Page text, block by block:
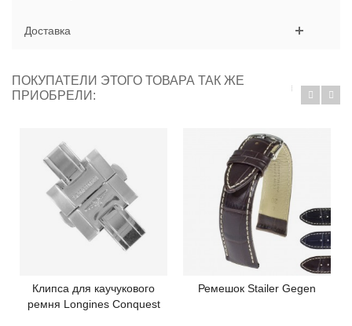
Доставка
ПОКУПАТЕЛИ ЭТОГО ТОВАРА ТАК ЖЕ
ПРИОБРЕЛИ:
Клипса для каучукового
ремня Longines Conquest
Ремешок Stailer Gegen